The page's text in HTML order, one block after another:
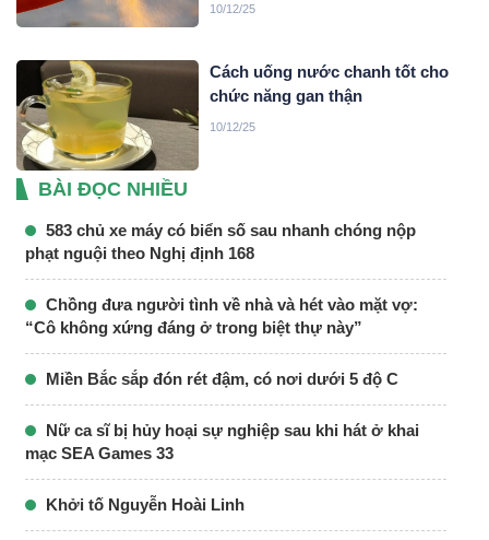
10/12/25
Cách uống nước chanh tốt cho
chức năng gan thận
10/12/25
BÀI ĐỌC NHIỀU
583 chủ xe máy có biển số sau nhanh chóng nộp
phạt nguội theo Nghị định 168
Chồng đưa người tình về nhà và hét vào mặt vợ:
“Cô không xứng đáng ở trong biệt thự này”
Miền Bắc sắp đón rét đậm, có nơi dưới 5 độ C
Nữ ca sĩ bị hủy hoại sự nghiệp sau khi hát ở khai
mạc SEA Games 33
Khởi tố Nguyễn Hoài Linh